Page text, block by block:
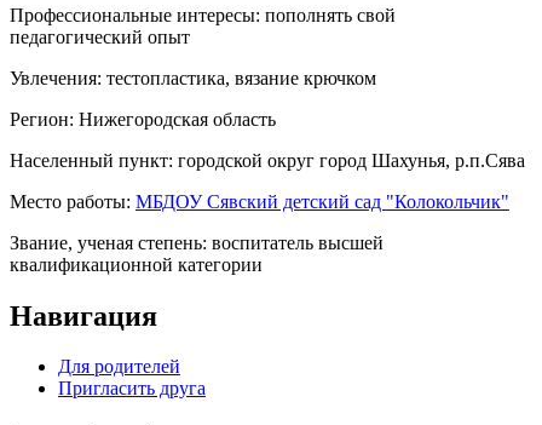
Профессиональные интересы: пополнять свой
педагогический опыт
Увлечения: тестопластика, вязание крючком
Регион: Нижегородская область
Населенный пункт: городской округ город Шахунья, р.п.Сява
Место работы: МБДОУ Сявский детский сад "Колокольчик"
Звание, ученая степень: воспитатель высшей
квалификационной категории
Навигация
Для родителей
Пригласить друга